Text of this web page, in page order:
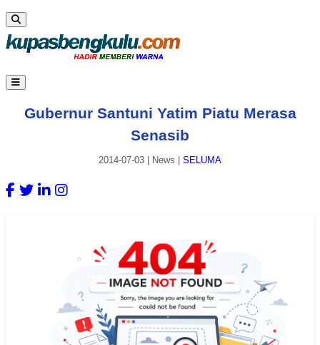
Gubernur Santuni Yatim Piatu Merasa
Senasib
2014-07-03 News SELUMA